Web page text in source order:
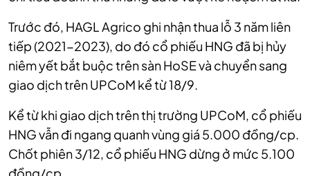
Trước đó, HAGL Agrico ghi nhận thua lỗ 3 năm liên
tiếp (2021-2023), do đó cổ phiếu HNG đã bị hủy
niêm yết bắt buộc trên sàn HoSE và chuyển sang
giao dịch trên UPCoM kể từ 18/9.
Kể từ khi giao dịch trên thị trường UPCoM, cổ phiếu
HNG vẫn đi ngang quanh vùng giá 5.000 đồng/cp.
Chốt phiên 3/12, cổ phiếu HNG dừng ở mức 5.100